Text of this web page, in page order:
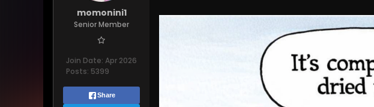
momonini1
Senior Member
Join Date: Apr 2026
Posts: 5399
Share